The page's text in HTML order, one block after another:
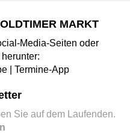
MARKT
Media-Seiten oder
Termine-App
Sie auf dem Laufenden.